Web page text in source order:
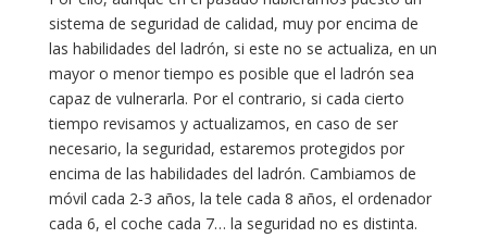
sistema de seguridad de calidad, muy por encima de
las habilidades del ladrón, si este no se actualiza, en un
mayor o menor tiempo es posible que el ladrón sea
capaz de vulnerarla. Por el contrario, si cada cierto
tiempo revisamos y actualizamos, en caso de ser
necesario, la seguridad, estaremos protegidos por
encima de las habilidades del ladrón. Cambiamos de
móvil cada 2-3 años, la tele cada 8 años, el ordenador
cada 6, el coche cada 7… la seguridad no es distinta.